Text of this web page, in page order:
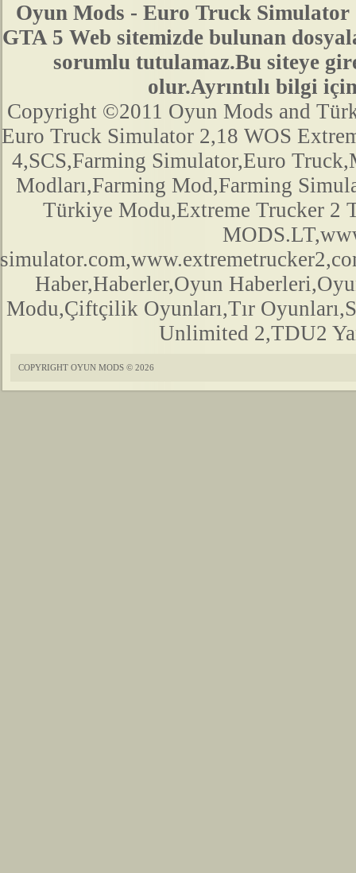
Oyun Mods - Euro Truck
GTA 5 Web sitemizde bulunan
sorumlu tutulamaz.Bu siteye
olur.Ayrıntılı bilgi
Copyright ©2011 Oyun Mods and
Euro Truck Simulator 2,18 WOS
4,SCS,Farming Simulator,Euro
Modları,Farming Mod,Farming
Türkiye Modu,Extreme Trucker 2
Haber,Haberler,Oyun
Modu,Çiftçilik Oyunları,Tır
Unlimited 2,TDU2
COPYRIGHT OYUN MODS © 2026